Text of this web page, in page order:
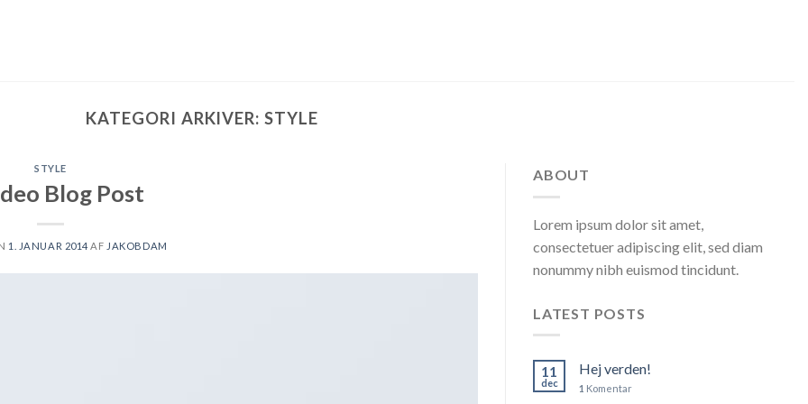
KATEGORI ARKIVER: STYLE
STYLE
Blog Post
1. JANUAR 2014 AF JAKOBDAM
ABOUT
Lorem ipsum dolor sit amet,
consectetuer adipiscing elit, sed diam
nonummy nibh euismod tincidunt.
LATEST POSTS
11
dec
Hej verden!
1 Komentar